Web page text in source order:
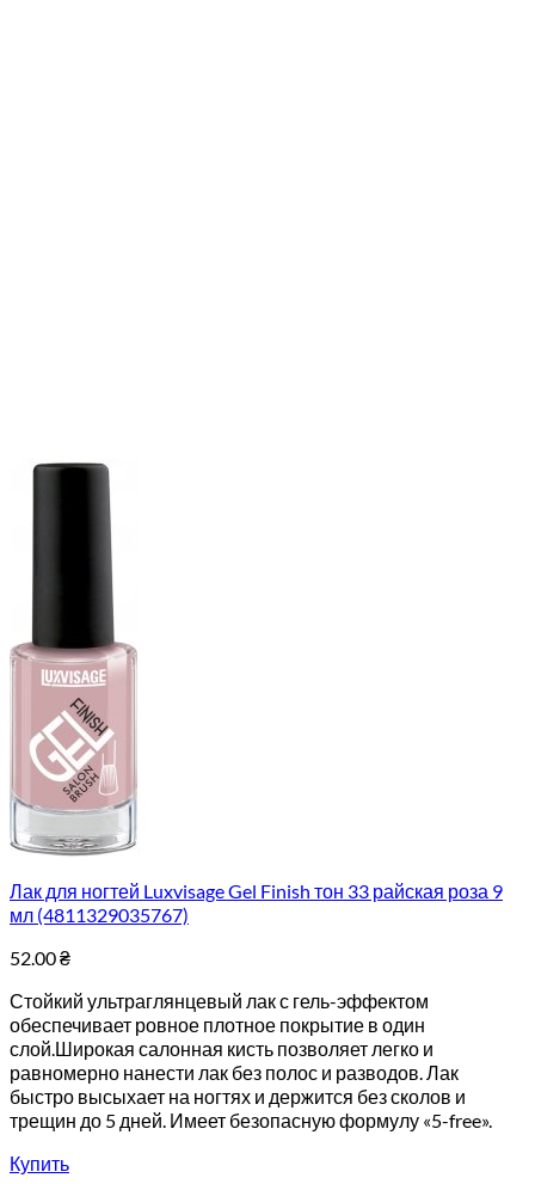
Лак для ногтей Luxvisage Gel Finish тон 33 райская роза 9
мл (4811329035767)
52.00₴
Стойкий ультраглянцевый лак с гель-эффектом
обеспечивает ровное плотное покрытие в один
слой.Широкая салонная кисть позволяет легко и
равномерно нанести лак без полос и разводов. Лак
быстро высыхает на ногтях и держится без сколов и
трещин до 5 дней. Имеет безопасную формулу «5-free».
Купить